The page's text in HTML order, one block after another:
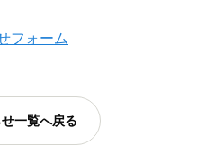
フォーム
一覧へ戻る